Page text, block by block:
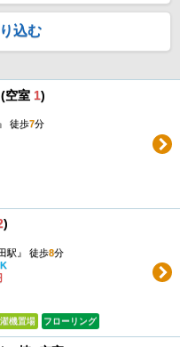
込む
空室 1)
徒歩7分
)
駅』 徒歩8分
機置場 フローリング